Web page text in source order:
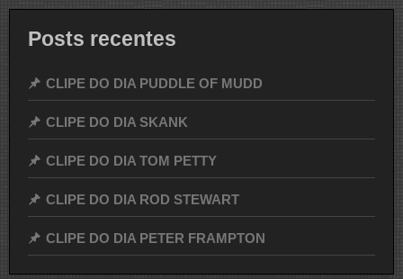
Posts recentes
CLIPE DO DIA PUDDLE OF MUDD
CLIPE DO DIA SKANK
CLIPE DO DIA TOM PETTY
CLIPE DO DIA ROD STEWART
CLIPE DO DIA PETER FRAMPTON